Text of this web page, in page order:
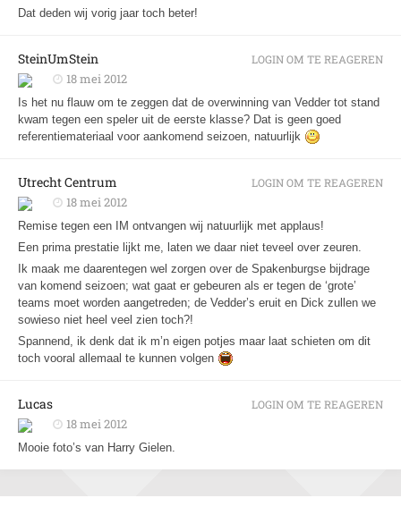
Dat deden wij vorig jaar toch beter!
SteinUmStein
18 mei 2012
Is het nu flauw om te zeggen dat de overwinning van Vedder tot stand
kwam tegen een speler uit de eerste klasse? Dat is geen goed
referentiemateriaal voor aankomend seizoen, natuurlijk
LOGIN OM TE REAGEREN
Utrecht Centrum
18 mei 2012
Remise tegen een IM ontvangen wij natuurlijk met applaus!
Een prima prestatie lijkt me, laten we daar niet teveel over zeuren.
Ik maak me daarentegen wel zorgen over de Spakenburgse bijdrage
van komend seizoen; wat gaat er gebeuren als er tegen de ‘grote’
teams moet worden aangetreden; de Vedder’s eruit en Dick zullen we
sowieso niet heel veel zien toch?!
Spannend, ik denk dat ik m’n eigen potjes maar laat schieten om dit
toch vooral allemaal te kunnen volgen
LOGIN OM TE REAGEREN
Lucas
18 mei 2012
Mooie foto’s van Harry Gielen.
LOGIN OM TE REAGEREN